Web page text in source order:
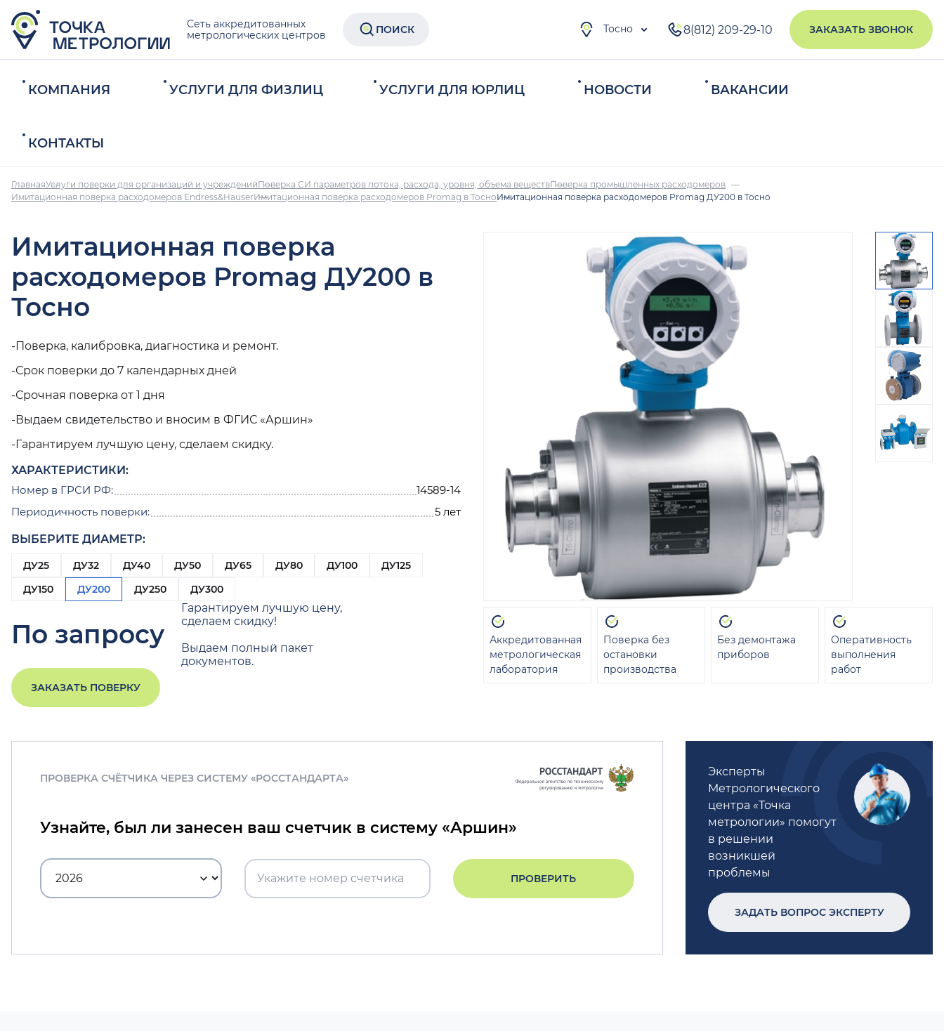
Сеть аккредитованных
метрологических центров
ПОИСК Тосно 8(812) 209-29-10 ЗАКАЗАТЬ ЗВОНОК
КОМПАНИЯ УСЛУГИ ДЛЯ ФИЗЛИЦ УСЛУГИ ДЛЯ ЮРЛИЦ НОВОСТИ ВАКАНСИИ
КОНТАКТЫ
ГлавнаяУслуги поверки для организаций и учрежденийПоверка СИ параметров потока, расхода, уровня, объема веществПоверка промышленных расходомеров
Имитационная поверка расходомеров Endress&HauserИмитационная поверка расходомеров Promag в ТосноИмитационная поверка расходомеров Promag ДУ200 в Тосно
Имитационная поверка
расходомеров Promag ДУ200 в
Тосно
-Поверка, калибровка, диагностика и ремонт.
-Срок поверки до 7 календарных дней
-Срочная поверка от 1 дня
-Выдаем свидетельство и вносим в ФГИС «Аршин»
-Гарантируем лучшую цену, сделаем скидку.
ХАРАКТЕРИСТИКИ:
Номер в ГРСИ РФ:
14589-14
Периодичность поверки:
5 лет
ВЫБЕРИТЕ ДИАМЕТР:
ДУ25 ДУ32 ДУ40 ДУ50 ДУ65 ДУ80 ДУ100
ДУ125
ДУ150
ДУ200 ДУ250 ДУ300
По запросу
Гарантируем лучшую цену,
сделаем скидку!
Выдаем полный пакет
документов.
ЗАКАЗАТЬ ПОВЕРКУ
Аккредитованная
метрологическая
лаборатория
Поверка без
остановки
производства
Без демонтажа
приборов
Оперативность
выполнения
работ
ПРОВЕРКА СЧЁТЧИКА ЧЕРЕЗ СИСТЕМУ «РОССТАНДАРТА»
Узнайте, был ли занесен ваш счетчик в систему «Аршин»
ПРОВЕРИТЬ
Эксперты
Метрологического
центра «Точка
метрологии» помогут
в решении
возникшей
проблемы
ЗАДАТЬ ВОПРОС ЭКСПЕРТУ